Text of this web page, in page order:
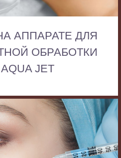
АППАРАТЕ ДЛЯ
ОБРАБОТКИ
JET